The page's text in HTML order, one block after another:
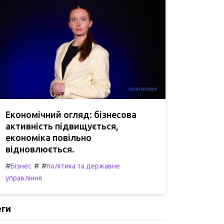
Економічний огляд: бізнесова
активність підвищується,
економіка повільно
відновлюється.
#Бізнес # #політика та державне
управління